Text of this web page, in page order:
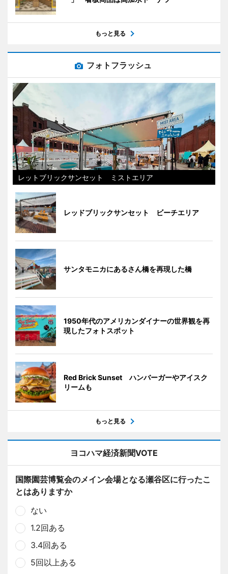
もっと見る
フォトフラッシュ
レットブリックサンセット ミストエリア
レッドブリックサンセット ビーチエリア
サンタモニカにあるさん橋を再現した橋
1950年代のアメリカンダイナーの世界観を再
現したフォトスポット
Red Brick Sunset ハンバーガーやアイスク
リームも
もっと見る
ヨコハマ経済新聞VOTE
国際園芸博覧会のメイン会場となる瀬谷区に行ったこ
とはありますか
ない
1.2回ある
3.4回ある
5回以上ある